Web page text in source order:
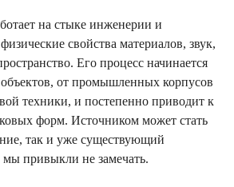
на стыке инженерии и
свойства материалов, звук,
Его процесс начинается
объектов, от промышленных корпусов
техники, и постепенно приводит к
форм. Источником может стать
так и уже существующий
мы привыкли не замечать.